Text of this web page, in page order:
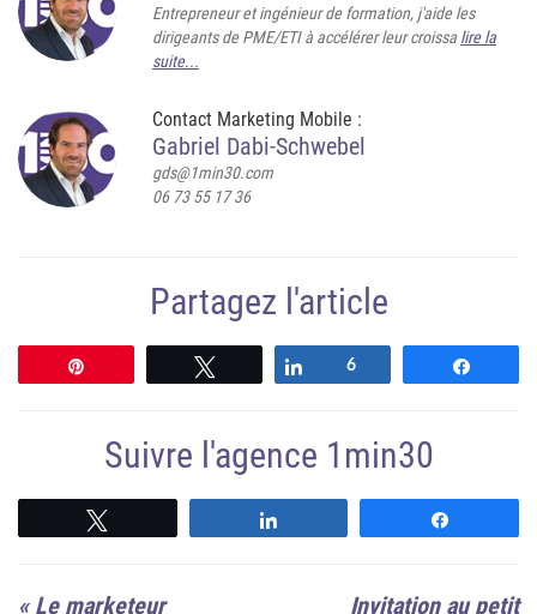
Entrepreneur et ingénieur de formation, j'aide les
dirigeants de PME/ETI à accélérer leur croissa lire la
suite...
Contact Marketing Mobile :
Gabriel Dabi-Schwebel
gds@1min30.com
06 73 55 17 36
Partagez l'article
Tweetez Partagez
6
Suivre l'agence 1min30
« Le marketeur Invitation au petit